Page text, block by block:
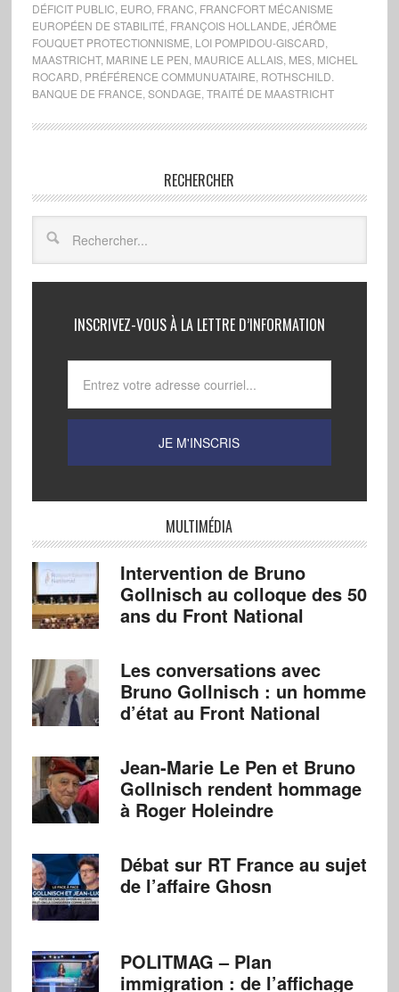
DÉFICIT PUBLIC EURO, FRANC FRANCFORT MÉCANISME
EUROPÉEN DE STABILITÉ FRANÇOIS HOLLANDE JÉRÔME
FOUQUET PROTECTIONNISME LOI POMPIDOU-GISCARD
MAASTRICHT, MARINE LE PEN MAURICE ALLAIS, MES, MICHEL
ROCARD PRÉFÉRENCE COMMUNUATAIRE ROTHSCHILD.
BANQUE DE FRANCE SONDAGE TRAITÉ DE MAASTRICHT
RECHERCHER
INSCRIVEZ-VOUS À LA LETTRE D’INFORMATION
MULTIMÉDIA
Intervention de Bruno
Gollnisch au colloque des 50
ans du Front National
Les conversations avec
Bruno Gollnisch : un homme
d’état au Front National
Jean-Marie Le Pen et Bruno
Gollnisch rendent hommage
à Roger Holeindre
Débat sur RT France au sujet
de l’affaire Ghosn
POLITMAG – Plan
immigration : de l’affichage